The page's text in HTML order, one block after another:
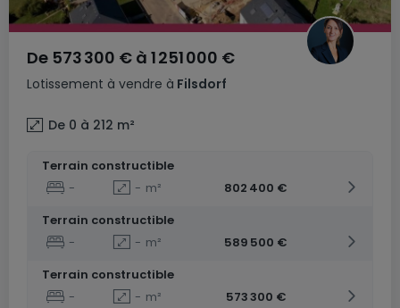
Lotissement à vendre à Filsdorf
De 573 300 € à 1 251 000 €
De 0 à 212 m²
Terrain constructible
-
- m²
802 400 €
Terrain constructible
-
- m²
589 500 €
Terrain constructible
-
- m²
573 300 €